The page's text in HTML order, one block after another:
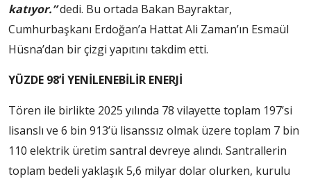
katıyor.”dedi. Bu ortada Bakan Bayraktar,
Cumhurbaşkanı Erdoğan’a Hattat Ali Zaman’ın Esmaül
Hüsna’dan bir çizgi yapıtını takdim etti.
YÜZDE 98’İ YENİLENEBİLİR ENERJİ
Tören ile birlikte 2025 yılında 78 vilayette toplam 197’si
lisanslı ve 6 bin 913’ü lisanssız olmak üzere toplam 7 bin
110 elektrik üretim santral devreye alındı. Santrallerin
toplam bedeli yaklaşık 5,6 milyar dolar olurken, kurulu